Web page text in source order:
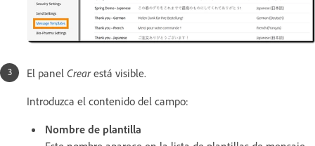
El panel Crearestá visible.
Introduzca el contenido del campo:
Nombre de plantilla